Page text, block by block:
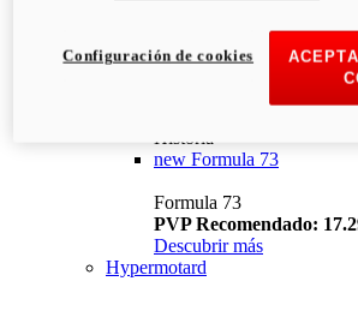
Historia
new Formula 73
Formula 73
PVP Recomendado:
Descubrir más
Hypermotard
Configuración de cookies